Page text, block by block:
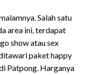
Salah satu
area ini, terdapat
show atau sex
paket happy
Patpong. Harganya